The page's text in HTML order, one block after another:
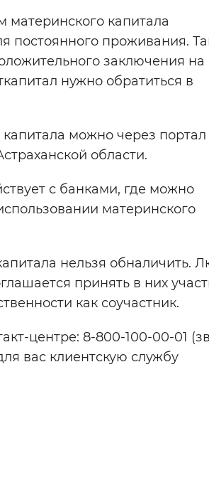
материнского капитала
постоянного проживания.
заключения на
нужно обратиться в
можно через портал
области.
с банками, где можно
материнского
нельзя обналичить.
принять в них
как соучастник.
центре: 8-800-100-00-01
вас клиентскую службу